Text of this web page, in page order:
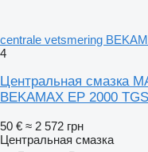
centrale vetsmering
4
Центральная смазка
BEKAMAX EP 2000
50 € ≈ 2 572 грн
Центральная смазка